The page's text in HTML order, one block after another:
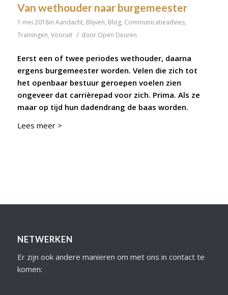
Van wethouder naar burgemeester
1 mei 2018in Aandacht, Blijven, Blog, Communicatieadvies,
Trainingen, Vooruit / door Open Deuren
Eerst een of twee periodes wethouder, daarna
ergens burgemeester worden. Velen die zich tot
het openbaar bestuur geroepen voelen zien
ongeveer dat carrièrepad voor zich. Prima. Als ze
maar op tijd hun dadendrang de baas worden.
Lees meer >
NETWERKEN
Er zijn ook andere manieren om met ons in contact te
komen: